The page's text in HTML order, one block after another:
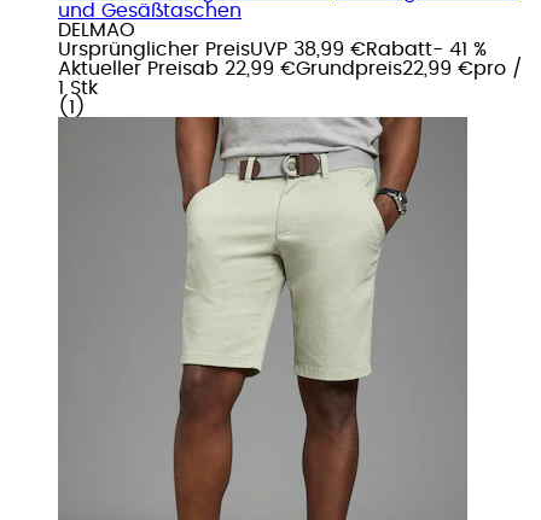
und Gesäßtaschen
DELMAO
Ursprünglicher PreisUVP 38,99 €Rabatt- 41 %
Aktueller Preisab 22,99 €Grundpreis22,99 €pro /
1 Stk
( 1 )